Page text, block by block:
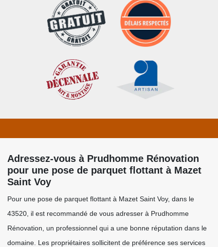
Adressez-vous à Prudhomme Rénovation
pour une pose de parquet flottant à Mazet
Saint Voy
Pour une pose de parquet flottant à Mazet Saint Voy, dans le
43520, il est recommandé de vous adresser à Prudhomme
Rénovation, un professionnel qui a une bonne réputation dans le
domaine. Les propriétaires sollicitent de préférence ses services